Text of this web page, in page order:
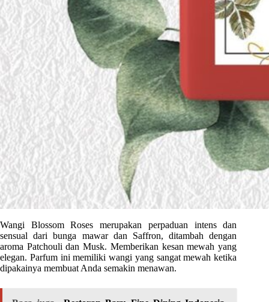
Wangi Blossom Roses merupakan perpaduan intens dan
sensual dari bunga mawar dan Saffron, ditambah dengan
aroma Patchouli dan Musk. Memberikan kesan mewah yang
elegan. Parfum ini memiliki wangi yang sangat mewah ketika
dipakainya membuat Anda semakin menawan.